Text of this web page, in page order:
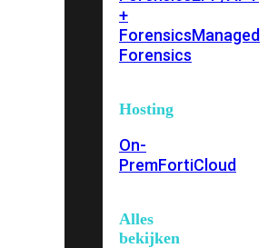
+
ForensicsManaged
Forensics
Hosting
On-
PremFortiCloud
Alles
bekijken